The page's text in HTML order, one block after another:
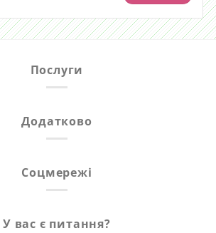
Послуги
Додатково
Соцмережі
У вас є питання?